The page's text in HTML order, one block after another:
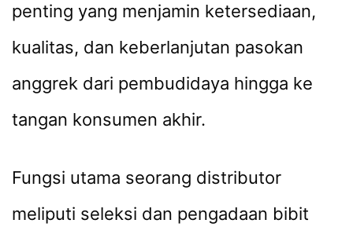
penting yang menjamin ketersediaan,
kualitas, dan keberlanjutan pasokan
anggrek dari pembudidaya hingga ke
tangan konsumen akhir.
Fungsi utama seorang distributor
meliputi seleksi dan pengadaan bibit